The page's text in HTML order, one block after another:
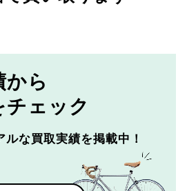
から
チェック
ルな買取実績を掲載中！